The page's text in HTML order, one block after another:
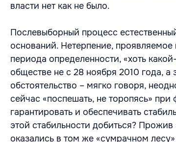
власти нет как не было.
Послевыборный процесс
оснований. Нетерпение,
периода определенности, «хоть
обществе не с 28 ноября 2010 года,
обстоятельство – мягко говоря,
сейчас «поспешать, не торопясь»
гарантировать и обеспечивать
этой стабильности добиться?
оказались в том же «сумрачном